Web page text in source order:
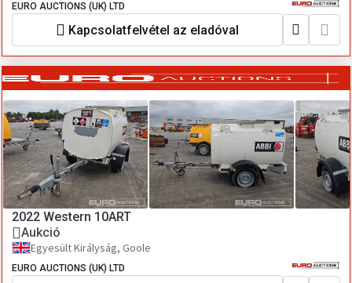
EURO AUCTIONS (UK) LTD
Kapcsolatfelvétel az eladóval
2022 Western 10ART
Aukció
Egyesült Királyság, Goole
EURO AUCTIONS (UK) LTD